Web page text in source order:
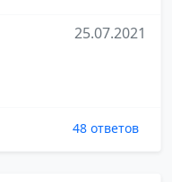
25.07.2021
48 ответов